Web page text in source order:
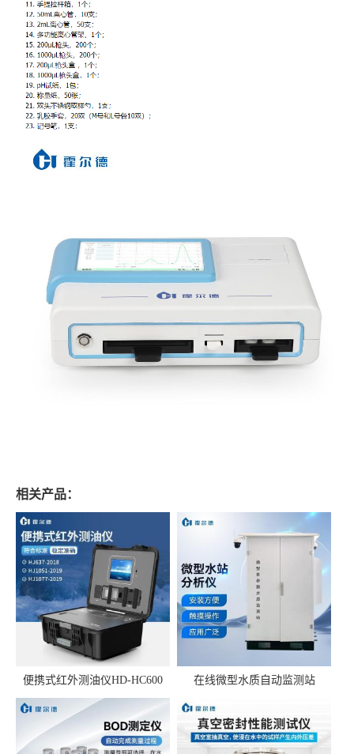
相关产品：
便携式红外测油仪HD-HC600 在线微型水质自动监测站